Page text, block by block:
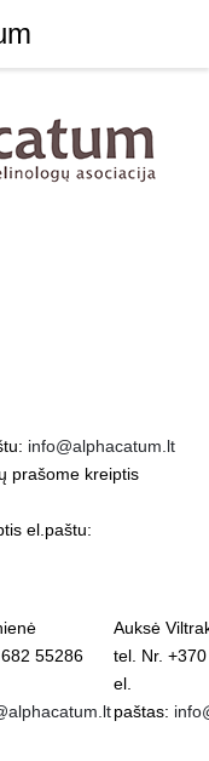
info@alphacatum.lt
prašome kreiptis
el.paštu:
55286
Auksė
tel. Nr.
el.
paštas: